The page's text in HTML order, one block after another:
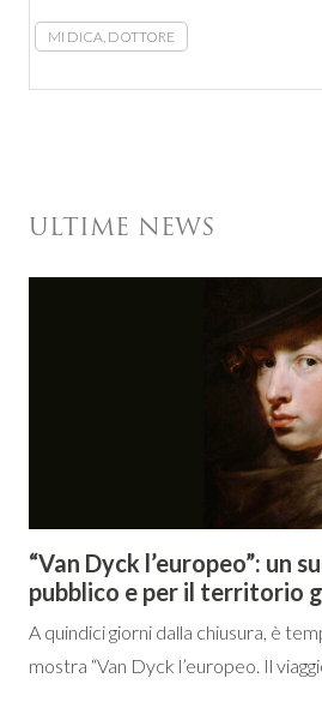
MI DICA, DOTTORE
ULTIME NEWS
“Van Dyck l’europeo”: un
pubblico e per il territorio
A quindici giorni dalla chiusura, è
mostra “Van Dyck l’europeo. Il